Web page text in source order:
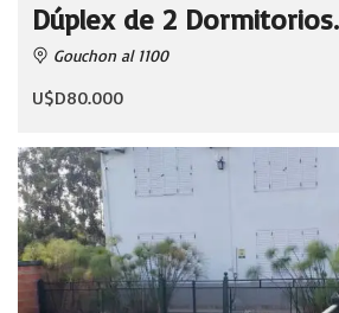
Dúplex de 2 Dormitorios.
Gouchon al 1100
U$D80.000